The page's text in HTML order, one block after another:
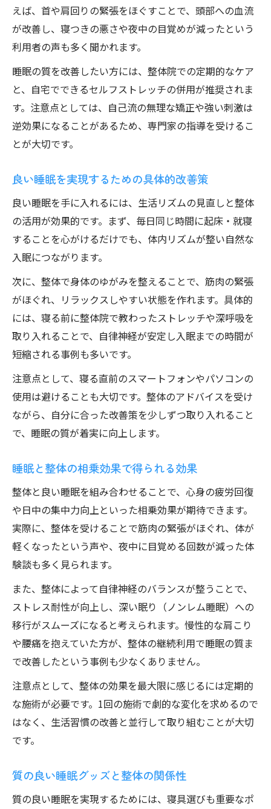
えば、首や肩回りの緊張をほぐすことで、頭部への血流
が改善し、寝つきの悪さや夜中の目覚めが減ったという
利用者の声も多く聞かれます。
睡眠の質を改善したい方には、整体院での定期的なケア
と、自宅でできるセルフストレッチの併用が推奨されま
す。注意点としては、自己流の無理な矯正や強い刺激は
逆効果になることがあるため、専門家の指導を受けるこ
とが大切です。
良い睡眠を実現するための具体的改善策
良い睡眠を手に入れるには、生活リズムの見直しと整体
の活用が効果的です。まず、毎日同じ時間に起床・就寝
することを心がけるだけでも、体内リズムが整い自然な
入眠につながります。
次に、整体で身体のゆがみを整えることで、筋肉の緊張
がほぐれ、リラックスしやすい状態を作れます。具体的
には、寝る前に整体院で教わったストレッチや深呼吸を
取り入れることで、自律神経が安定し入眠までの時間が
短縮される事例も多いです。
注意点として、寝る直前のスマートフォンやパソコンの
使用は避けることも大切です。整体のアドバイスを受け
ながら、自分に合った改善策を少しずつ取り入れること
で、睡眠の質が着実に向上します。
睡眠と整体の相乗効果で得られる効果
整体と良い睡眠を組み合わせることで、心身の疲労回復
や日中の集中力向上といった相乗効果が期待できます。
実際に、整体を受けることで筋肉の緊張がほぐれ、体が
軽くなったという声や、夜中に目覚める回数が減った体
験談も多く見られます。
また、整体によって自律神経のバランスが整うことで、
ストレス耐性が向上し、深い眠り（ノンレム睡眠）への
移行がスムーズになると考えられます。慢性的な肩こり
や腰痛を抱えていた方が、整体の継続利用で睡眠の質ま
で改善したという事例も少なくありません。
注意点として、整体の効果を最大限に感じるには定期的
な施術が必要です。1回の施術で劇的な変化を求めるので
はなく、生活習慣の改善と並行して取り組むことが大切
です。
質の良い睡眠グッズと整体の関係性
質の良い睡眠を実現するためには、寝具選びも重要なポ